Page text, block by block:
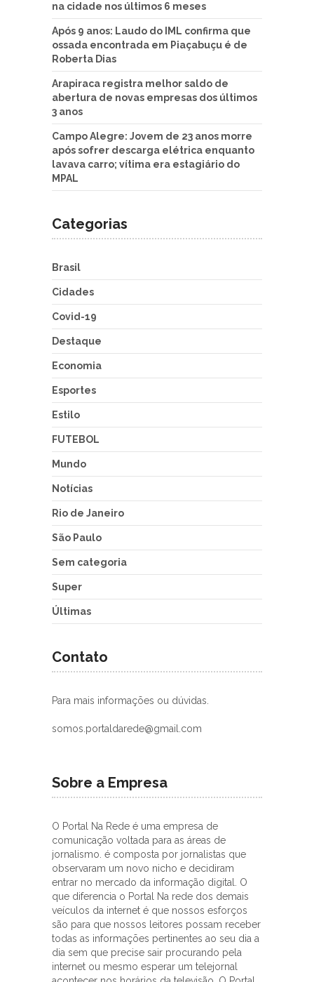
na cidade nos últimos 6 meses
Após 9 anos: Laudo do IML confirma que
ossada encontrada em Piaçabuçu é de
Roberta Dias
Arapiraca registra melhor saldo de
abertura de novas empresas dos últimos
3 anos
Campo Alegre: Jovem de 23 anos morre
após sofrer descarga elétrica enquanto
lavava carro; vítima era estagiário do
MPAL
Categorias
Brasil
Cidades
Covid-19
Destaque
Economia
Esportes
Estilo
FUTEBOL
Mundo
Notícias
Rio de Janeiro
São Paulo
Sem categoria
Super
Últimas
Contato
Para mais informações ou dúvidas.
somos.portaldarede@gmail.com
Sobre a Empresa
O Portal Na Rede é uma empresa de
comunicação voltada para as áreas de
jornalismo. é composta por jornalistas que
observaram um novo nicho e decidiram
entrar no mercado da informação digital. O
que diferencia o Portal Na rede dos demais
veículos da internet é que nossos esforços
são para que nossos leitores possam receber
todas as informações pertinentes ao seu dia a
dia sem que precise sair procurando pela
internet ou mesmo esperar um telejornal